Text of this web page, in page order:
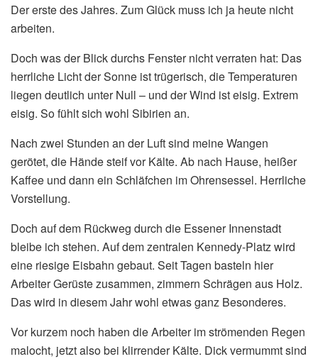
Der erste des Jahres. Zum Glück muss ich ja heute nicht
arbeiten.
Doch was der Blick durchs Fenster nicht verraten hat: Das
herrliche Licht der Sonne ist trügerisch, die Temperaturen
liegen deutlich unter Null – und der Wind ist eisig. Extrem
eisig. So fühlt sich wohl Sibirien an.
Nach zwei Stunden an der Luft sind meine Wangen
gerötet, die Hände steif vor Kälte. Ab nach Hause, heißer
Kaffee und dann ein Schläfchen im Ohrensessel. Herrliche
Vorstellung.
Doch auf dem Rückweg durch die Essener Innenstadt
bleibe ich stehen. Auf dem zentralen Kennedy-Platz wird
eine riesige Eisbahn gebaut. Seit Tagen basteln hier
Arbeiter Gerüste zusammen, zimmern Schrägen aus Holz.
Das wird in diesem Jahr wohl etwas ganz Besonderes.
Vor kurzem noch haben die Arbeiter im strömenden Regen
malocht, jetzt also bei klirrender Kälte. Dick vermummt sind